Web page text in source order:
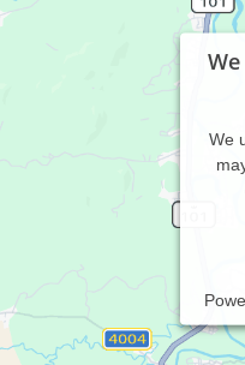
We
Praxis für Psychotherapie
Buchloe & Schwabmünchen
Philipp Märkle
Bergstraße 6 , 86862